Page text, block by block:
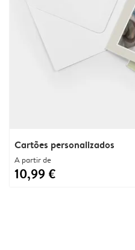
Cartões personalizados
A partir de
10,99 €